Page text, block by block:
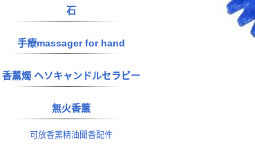
石
手療massager for hand
香薰燭 ヘソキャンドルセラビー
無火香薰
可放香薰精油聞香配件